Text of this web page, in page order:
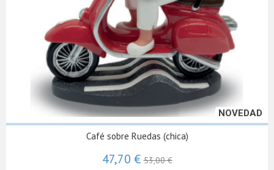
NOVEDAD
Café sobre Ruedas (chica)
47,70 €53,00 €